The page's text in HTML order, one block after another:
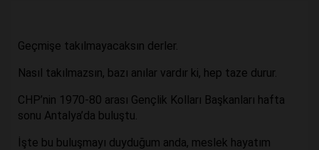
Geçmişe takılmayacaksın derler.
Nasıl takılmazsın, bazı anılar vardır ki, hep taze durur.
CHP’nin 1970-80 arası Gençlik Kolları Başkanları hafta
sonu Antalya’da buluştu.
İşte bu buluşmayı duyduğum anda, meslek hayatım